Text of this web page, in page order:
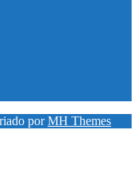
porMH Themes